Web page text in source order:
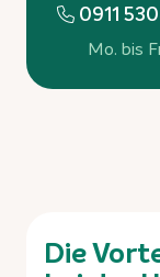
0911
Mo. bis
Die